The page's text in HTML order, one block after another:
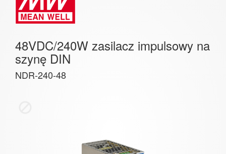
48VDC/240W zasilacz impulsowy na
szynę DIN
NDR-240-48